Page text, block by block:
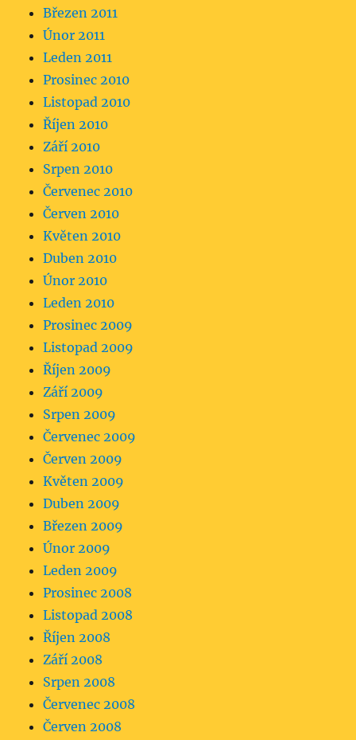
Březen 2011
Únor 2011
Leden 2011
Prosinec 2010
Listopad 2010
Říjen 2010
Září 2010
Srpen 2010
Červenec 2010
Červen 2010
Květen 2010
Duben 2010
Únor 2010
Leden 2010
Prosinec 2009
Listopad 2009
Říjen 2009
Září 2009
Srpen 2009
Červenec 2009
Červen 2009
Květen 2009
Duben 2009
Březen 2009
Únor 2009
Leden 2009
Prosinec 2008
Listopad 2008
Říjen 2008
Září 2008
Srpen 2008
Červenec 2008
Červen 2008